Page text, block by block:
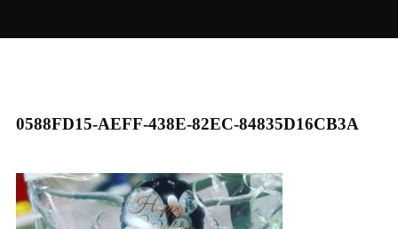
0588FD15-AEFF-438E-82EC-84835D16CB3A